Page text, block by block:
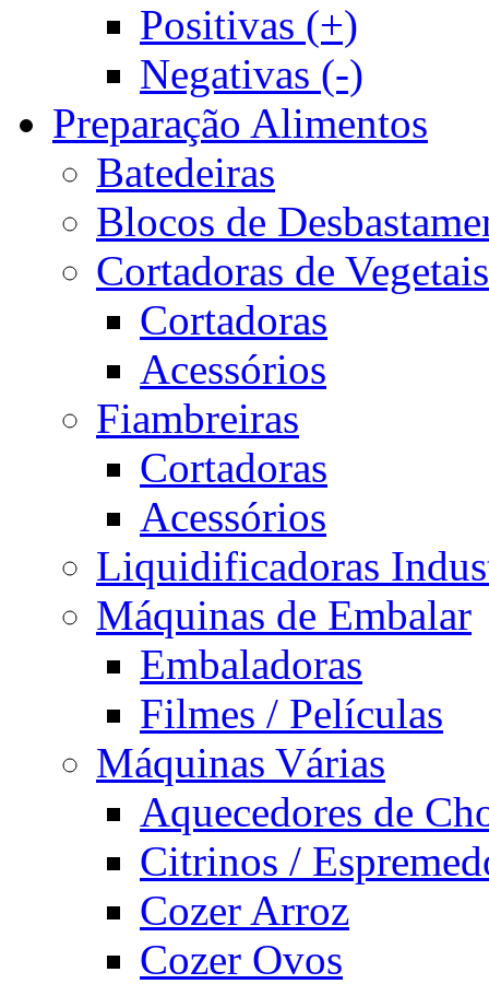
Positivas (+)
Negativas (-)
Preparação Alimentos
Batedeiras
Blocos de
Cortadoras de Vegetais
Cortadoras
Acessórios
Fiambreiras
Cortadoras
Acessórios
Liquidificadoras
Máquinas de Embalar
Embaladoras
Filmes / Películas
Máquinas Várias
Aquecedores de
Citrinos /
Cozer Arroz
Cozer Ovos